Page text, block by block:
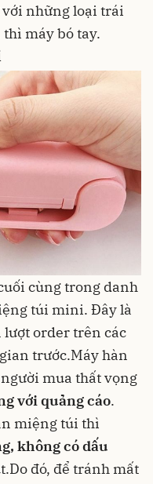
với những loại trái
thì máy bó tay.
cùng trong danh
túi mini. Đây là
lượt order trên các
trước.Máy hàn
mua thất vọng
với quảng cáo.
miệng túi thì
không có dấu
đó, để tránh mất